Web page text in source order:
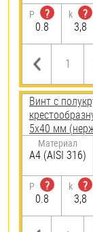
P
?
0.8
k
?
3,8
Винт с
5х40 мм
Материал
A4 (AISI 316)
P
?
0.8
k
?
3,8